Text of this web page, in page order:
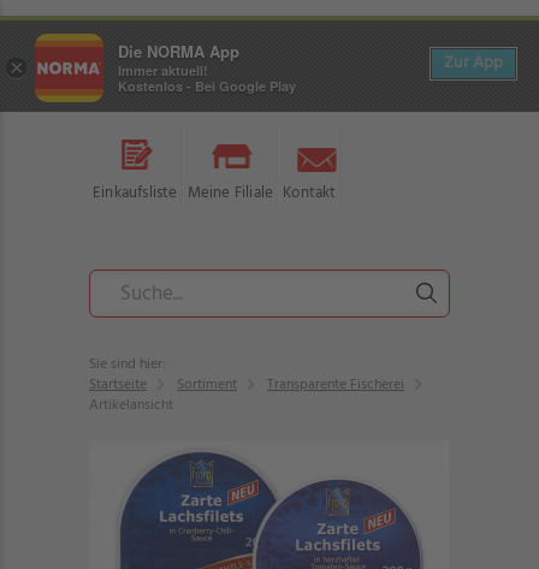
Einkaufsliste Meine Filiale Kontakt
Sie sind hier:
Startseite
Sortiment
Transparente Fischerei
Artikelansicht
×
Die NORMA App
Immer aktuell!
Kostenlos - Bei Google Play
Zur App